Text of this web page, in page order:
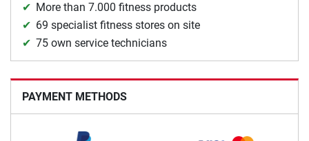
More than 7.000 fitness products
69 specialist fitness stores on site
75 own service technicians
PAYMENT METHODS